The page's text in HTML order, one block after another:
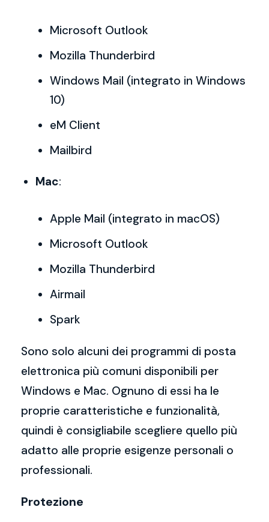
Microsoft Outlook
Mozilla Thunderbird
Windows Mail (integrato in Windows
10)
eM Client
Mailbird
Mac:
Apple Mail (integrato in macOS)
Microsoft Outlook
Mozilla Thunderbird
Airmail
Spark
Sono solo alcuni dei programmi di posta
elettronica più comuni disponibili per
Windows e Mac. Ognuno di essi ha le
proprie caratteristiche e funzionalità,
quindi è consigliabile scegliere quello più
adatto alle proprie esigenze personali o
professionali.
Protezione